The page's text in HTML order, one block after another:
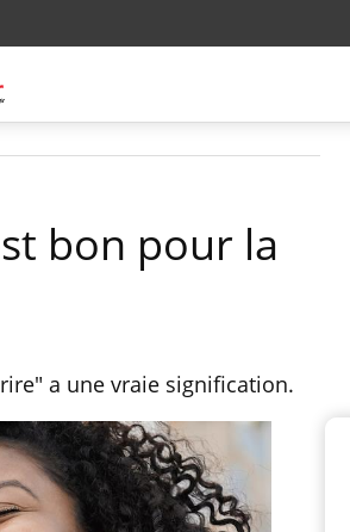
bon pour la
a une vraie signification.